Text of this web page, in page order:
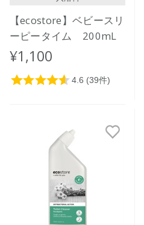
【ecostore】ベビースリ
ーピータイム 200mL
¥1,100